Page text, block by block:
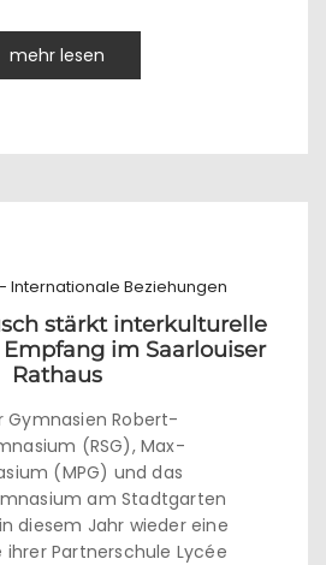
mehr lesen
Internationale Beziehungen
stärkt interkulturelle
im Saarlouiser
Rathaus
Gymnasien Robert-
(RSG), Max-
(MPG) und das
am Stadtgarten
diesem Jahr wieder eine
ihrer Partnerschule Lycée